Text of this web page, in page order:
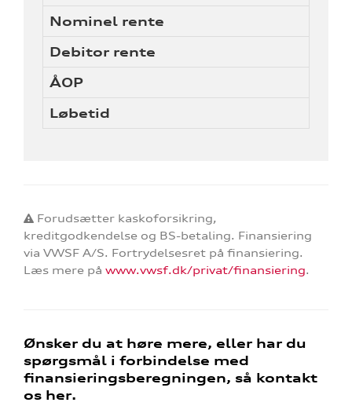
Nominel rente
Debitor rente
ÅOP
Løbetid
Forudsætter kaskoforsikring,
kreditgodkendelse og BS-betaling. Finansiering
via VWSF A/S. Fortrydelsesret på finansiering.
Læs mere på www.vwsf.dk/privat/finansiering.
Ønsker du at høre mere, eller har du
spørgsmål i forbindelse med
finansieringsberegningen, så kontakt
os her.